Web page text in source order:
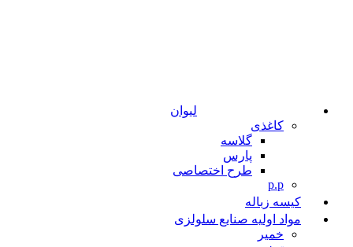
لیوان
کاغذی
گلاسه
پارس
طرح اختصاصی
p.p
کیسه زباله
مواد اولیه صنایع سلولزی
خمیر